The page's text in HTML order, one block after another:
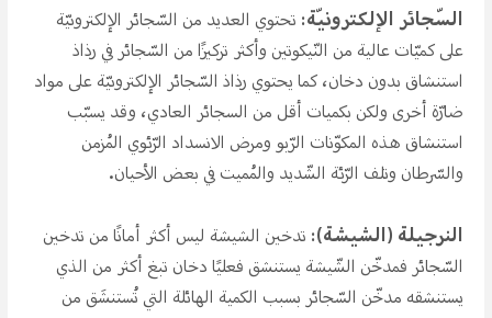
السّجائر الإلكترونيّة: تحتوي العديد من السّجائر الإلكترونيّة
على كميّات عالية من النّيكوتين وأكثر تركيزًا من السّجائر في رذاذ
استنشاق بدون دخان، كما يحتوي رذاذ السّجائر الإلكترونيّة على مواد
ضارّة أخرى ولكن بكميات أقل من السجائر العادي، وقد يسبّب
استنشاق هذه المكوّنات الرّبو ومرض الانسداد الرّئوي المُزمن
والسّرطان وتلف الرّئة الشّديد والمُميت في بعض الأحيان.
النرجيلة (الشيشة): تدخين الشيشة ليس أكثر أمانًا من تدخين
السّجائر فمدخّن الشّيشة يستنشق فعليًا دخان تبغ أكثر من الذي
يستنشقه مدخّن السّجائر بسبب الكمية الهائلة التي تُستنشَق من